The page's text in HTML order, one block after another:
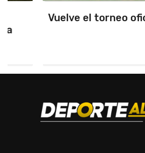
Vuelve el torneo oficial de